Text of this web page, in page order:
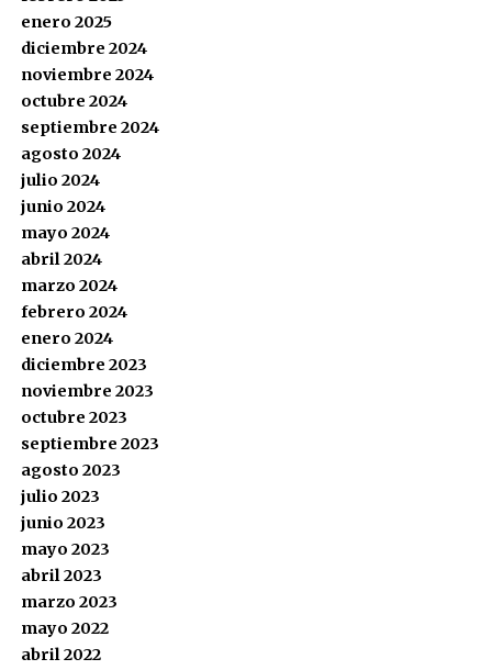
enero 2025
diciembre 2024
noviembre 2024
octubre 2024
septiembre 2024
agosto 2024
julio 2024
junio 2024
mayo 2024
abril 2024
marzo 2024
febrero 2024
enero 2024
diciembre 2023
noviembre 2023
octubre 2023
septiembre 2023
agosto 2023
julio 2023
junio 2023
mayo 2023
abril 2023
marzo 2023
mayo 2022
abril 2022